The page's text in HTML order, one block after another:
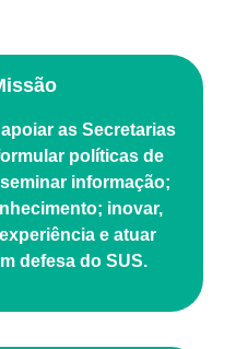
as Secretarias
políticas de
informação;
inovar,
e atuar
defesa do SUS.